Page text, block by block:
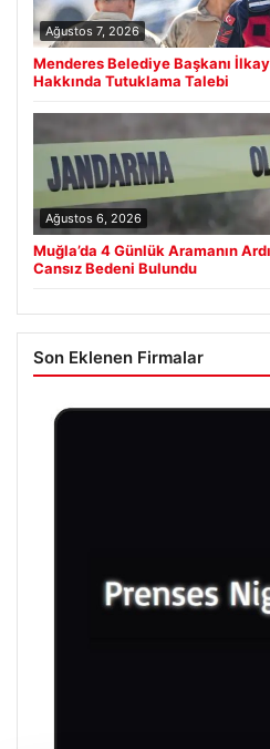
Ağustos 7, 2026
Menderes Belediye Başkanı
Hakkında Tutuklama Talebi
Ağustos 6, 2026
Muğla’da 4 Günlük Aramanın
Cansız Bedeni Bulundu
Son Eklenen Firmalar